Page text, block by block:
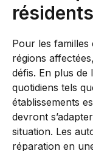
résidents
Pour les familles
régions
défis. En plus de
quotidiens tels
établissements
devront
situation. Les
réparation en